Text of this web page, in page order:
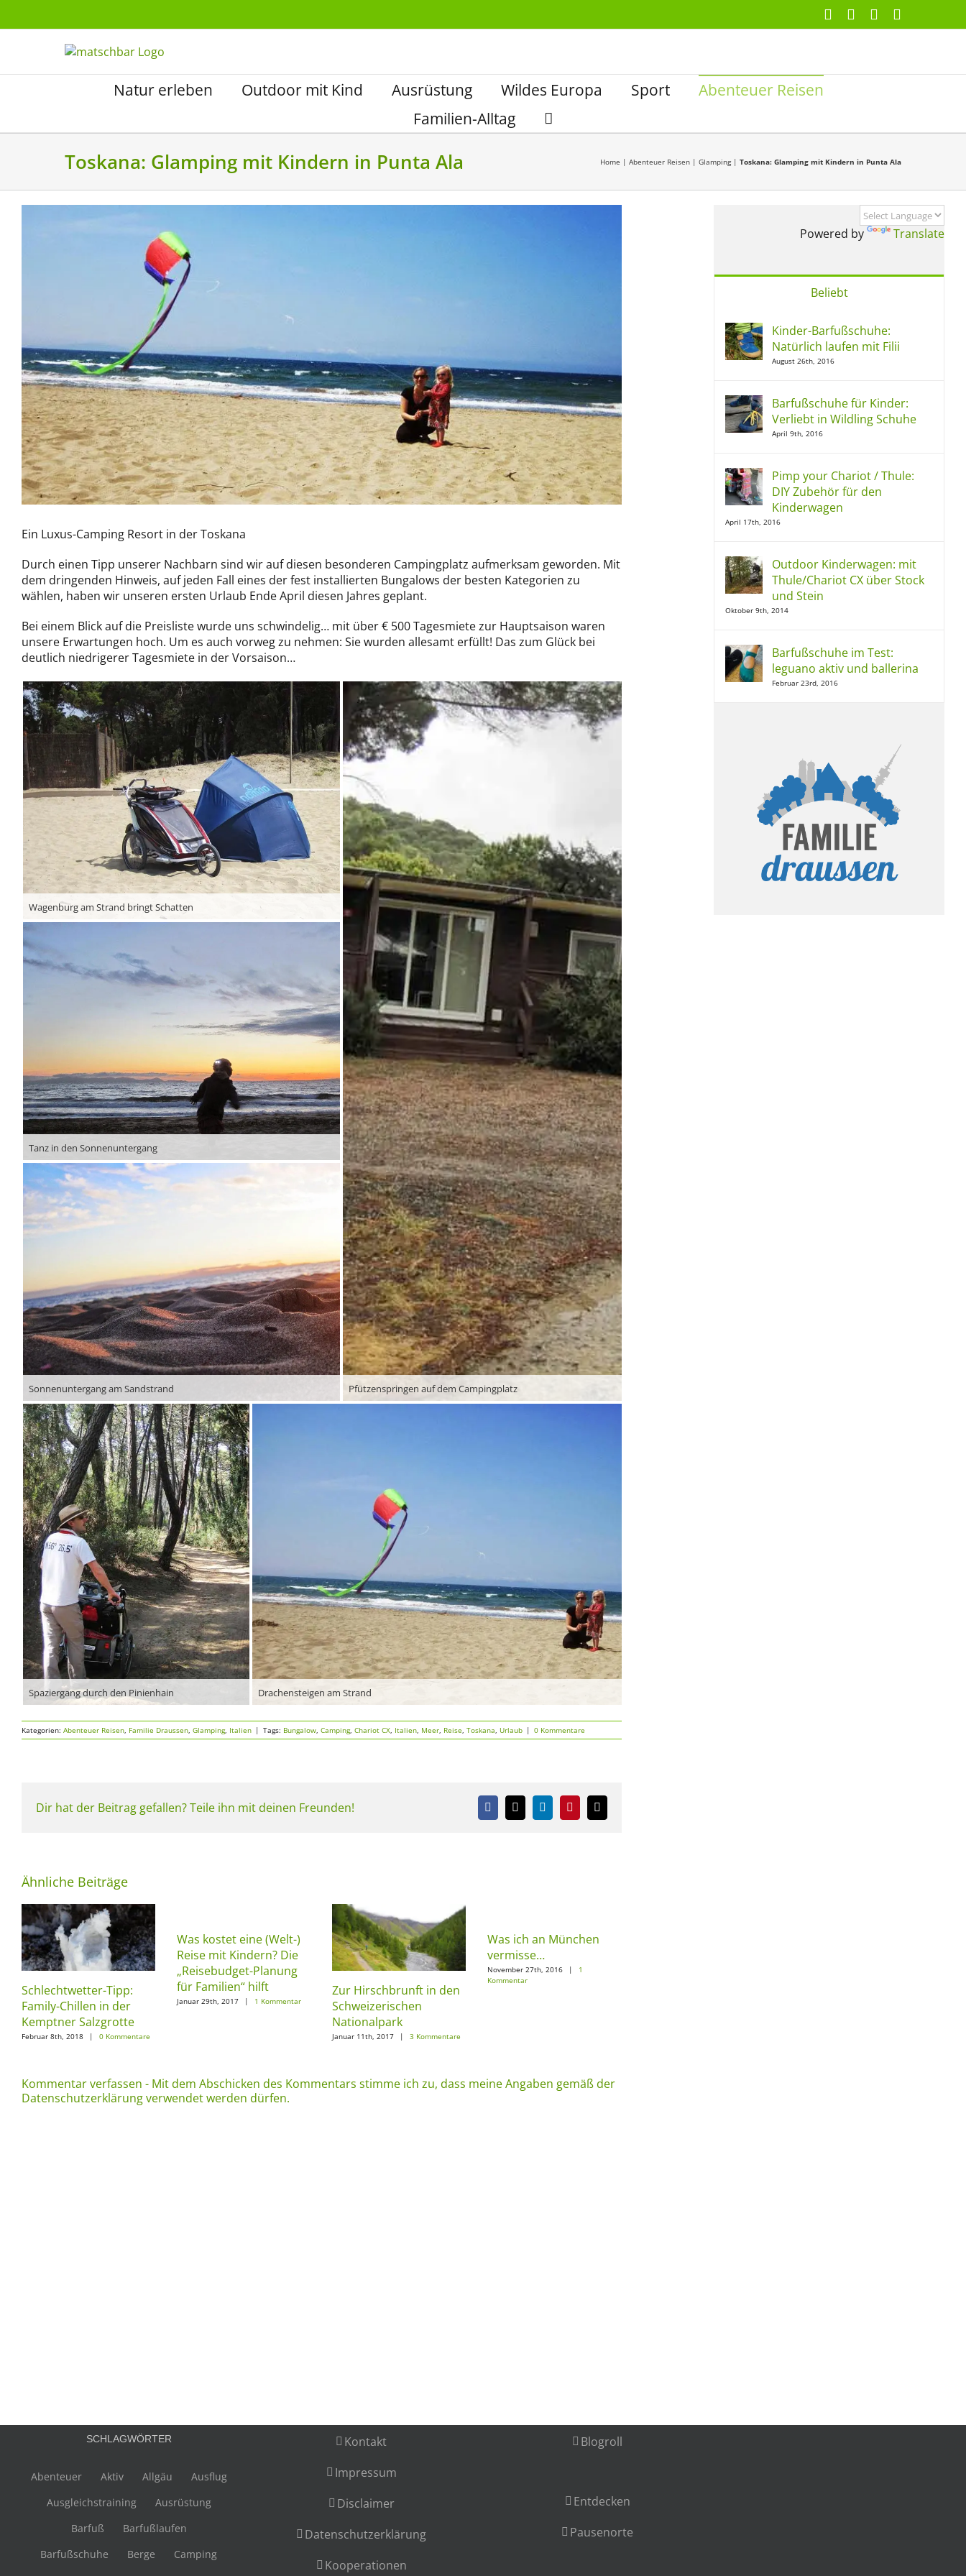
Facebook Instagram
Natur erleben Outdoor mit Kind Ausrüstung Wildes Europa Sport
Abenteuer Reisen
Familien-Alltag
Toskana: Glamping mit Kindern in Punta Ala Home | Abenteuer Reisen | Glamping| Toskana: Glamping mit Kindern in Punta Ala
Ein Luxus-Camping Resort in der Toskana
Durch einen Tipp unserer Nachbarn sind wir auf diesen besonderen Campingplatz aufmerksam geworden. Mit
dem dringenden Hinweis, auf jeden Fall eines der fest installierten Bungalows der besten Kategorien zu
wählen, haben wir unseren ersten Urlaub Ende April diesen Jahres geplant.
Bei einem Blick auf die Preisliste wurde uns schwindelig… mit über € 500 Tagesmiete zur Hauptsaison waren
unsere Erwartungen hoch. Um es auch vorweg zu nehmen: Sie wurden allesamt erfüllt! Das zum Glück bei
deutlich niedrigerer Tagesmiete in der Vorsaison…
Wagenburg am Strand bringt Schatten
Tanz in den Sonnenuntergang
Sonnenuntergang am Sandstrand Pfützenspringen auf dem Campingplatz
Spaziergang durch den Pinienhain Drachensteigen am Strand
Kategorien: Abenteuer Reisen, Familie Draussen, Glamping, Italien | Tags: Bungalow, Camping, Chariot CX, Italien, Meer, Reise, Toskana, Urlaub | 0 Kommentare
Dir hat der Beitrag gefallen? Teile ihn mit deinen Freunden! Facebook
X LinkedInPinterest
E-
Mail
Ähnliche Beiträge
Schlechtwetter-Tipp:
Family-Chillen in der
Kemptner Salzgrotte
Februar 8th, 2018 | 0 Kommentare
Was kostet eine (Welt-)
Reise mit Kindern? Die
„Reisebudget-Planung
für Familien“ hilft
Januar 29th, 2017 | 1 Kommentar
Zur Hirschbrunft in den
Schweizerischen
Nationalpark
Januar 11th, 2017 | 3 Kommentare
Was ich an München
vermisse…
November 27th, 2016 |
1
Kommentar
Kommentar verfassen - Mit dem Abschicken des Kommentars stimme ich zu, dass meine Angaben gemäß der
Datenschutzerklärung verwendet werden dürfen.
Powered by Translate
Beliebt
Kinder-Barfußschuhe:
Natürlich laufen mit Filii
August 26th, 2016
Barfußschuhe für Kinder:
Verliebt in Wildling Schuhe
April 9th, 2016
Pimp your Chariot / Thule:
DIY Zubehör für den
Kinderwagen
April 17th, 2016
Outdoor Kinderwagen: mit
Thule/Chariot CX über Stock
und Stein
Oktober 9th, 2014
Barfußschuhe im Test:
leguano aktiv und ballerina
Februar 23rd, 2016
SCHLAGWÖRTER
Abenteuer Aktiv Allgäu
Ausflug
Ausgleichstraining
Ausrüstung
Barfuß
Barfußlaufen
Barfußschuhe
Berge
Camping
Kontakt
Impressum
Disclaimer
Datenschutzerklärung
Kooperationen
Blogroll
Entdecken
Pausenorte